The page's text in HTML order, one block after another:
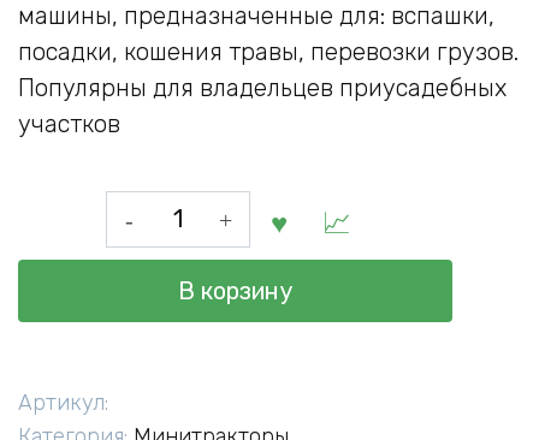
машины, предназначенные для: вспашки,
посадки, кошения травы, перевозки грузов.
Популярны для владельцев приусадебных
участков
Количество
товара
Минитрактор
ЗУБР,
с.,
В корзину
Артикул: